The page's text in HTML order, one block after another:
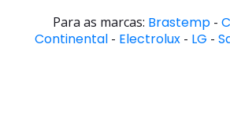
Para as marcas: Brastemp-
Continental - Electrolux - LG -